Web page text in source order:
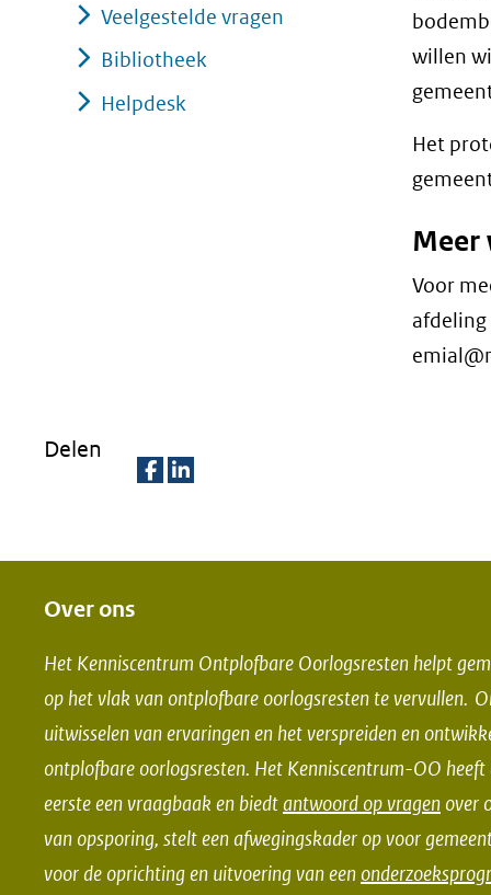
willen
Het
Meer
Voor
afdeling
Veelgestelde vragen
Bibliotheek
Helpdesk
Delen
o
p
F
a
c
e
b
o
p
L
i
n
k
e
Over ons
Het Kenniscentrum Ontplofbare Oorlogsresten helpt
op het vlak van ontplofbare oorlogsresten te vervullen.
uitwisselen van ervaringen en het verspreiden en
ontplofbare oorlogsresten. Het Kenniscentrum-OO
eerste een vraagbaak en biedtantwoord op vragen over
van opsporing, stelt een afwegingskader op voor
voor de oprichting en uitvoering van een